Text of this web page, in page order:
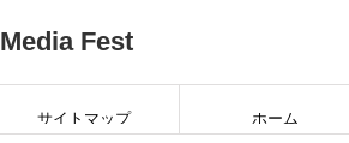
Media Fest
サイトマップ ホーム